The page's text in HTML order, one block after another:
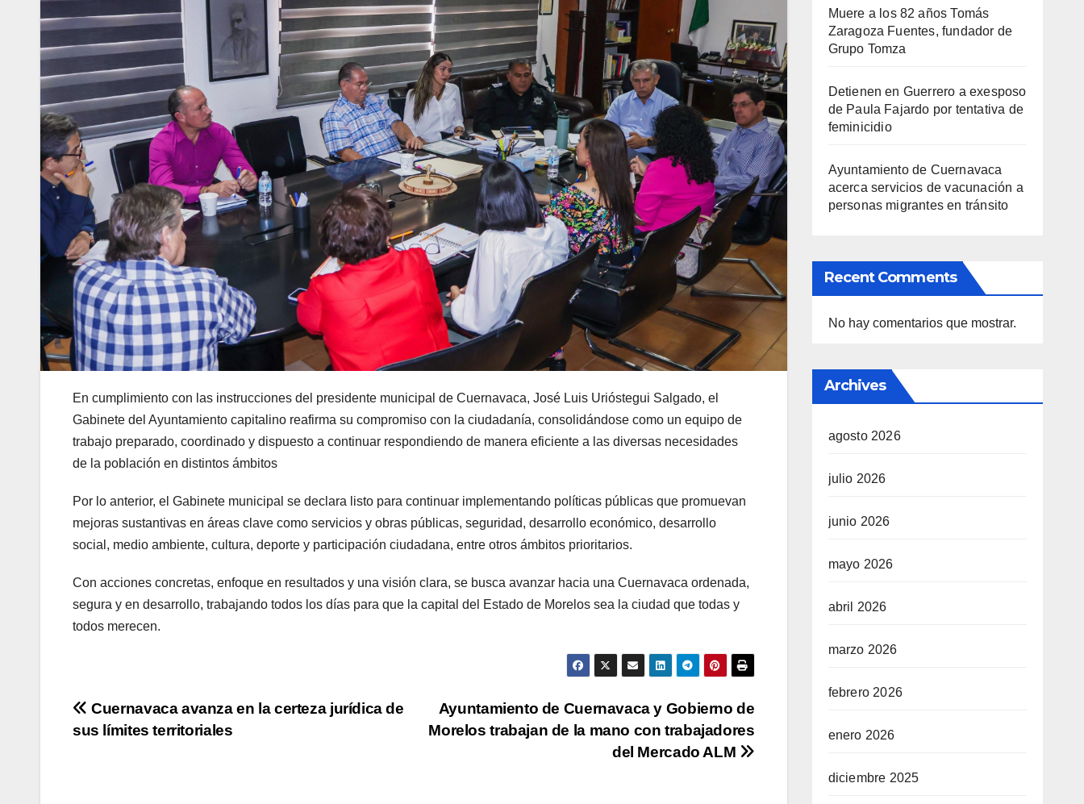
En cumplimiento con las instrucciones del presidente municipal de Cuernavaca, José Luis Urióstegui Salgado, el
Gabinete del Ayuntamiento capitalino reafirma su compromiso con la ciudadanía, consolidándose como un equipo de
trabajo preparado, coordinado y dispuesto a continuar respondiendo de manera eficiente a las diversas necesidades
de la población en distintos ámbitos
Por lo anterior, el Gabinete municipal se declara listo para continuar implementando políticas públicas que promuevan
mejoras sustantivas en áreas clave como servicios y obras públicas, seguridad, desarrollo económico, desarrollo
social, medio ambiente, cultura, deporte y participación ciudadana, entre otros ámbitos prioritarios.
Con acciones concretas, enfoque en resultados y una visión clara, se busca avanzar hacia una Cuernavaca ordenada,
segura y en desarrollo, trabajando todos los días para que la capital del Estado de Morelos sea la ciudad que todas y
todos merecen.
Navegación
Ayuntamiento de Cuernavaca y Gobierno de
Morelos trabajan de la mano con trabajadores
del Mercado ALM
Cuernavaca avanza en la certeza jurídica de
sus límites territoriales
Muere a los 82 años Tomás
Zaragoza Fuentes, fundador de
Grupo Tomza
Detienen en Guerrero a exesposo
de Paula Fajardo por tentativa de
feminicidio
Ayuntamiento de Cuernavaca
acerca servicios de vacunación a
personas migrantes en tránsito
Recent Comments
No hay comentarios que mostrar.
Archives
agosto 2026
julio 2026
junio 2026
mayo 2026
abril 2026
marzo 2026
febrero 2026
enero 2026
diciembre 2025